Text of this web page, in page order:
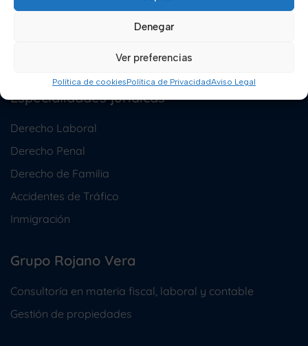
Denegar
Ver preferencias
Política de cookiesPolítica de PrivacidadAviso Legal
Especialidades jurídicas
Derecho Laboral
Derecho Penal
Derecho de Familia
Accidentes de Tráfico
Inmigración
Grupo Rojano Vera
Consultoría en materia fiscal, laboral y contable
Gestión de propiedades